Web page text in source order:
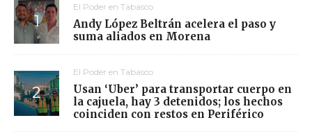
El Poder en Tabasco
Andy López Beltrán acelera el paso y
suma aliados en Morena
El Poder en Tabasco
Usan ‘Uber’ para transportar cuerpo en
la cajuela, hay 3 detenidos; los hechos
coinciden con restos en Periférico